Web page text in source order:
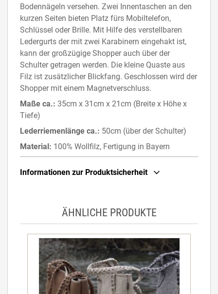
Bodennägeln versehen. Zwei Innentaschen an den
kurzen Seiten bieten Platz fürs Mobiltelefon,
Schlüssel oder Brille. Mit Hilfe des verstellbaren
Ledergurts der mit zwei Karabinern eingehakt ist,
kann der großzügige Shopper auch über der
Schulter getragen werden. Die kleine Quaste aus
Filz ist zusätzlicher Blickfang. Geschlossen wird der
Shopper mit einem Magnetverschluss.
Maße ca.: 35cm x 31cm x 21cm (Breite x Höhe x
Tiefe)
Lederriemenlänge ca.: 50cm (über der Schulter)
Material: 100% Wollfilz, Fertigung in Bayern
Informationen zur Produktsicherheit
ÄHNLICHE PRODUKTE